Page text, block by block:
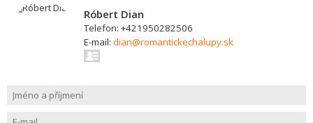
Róbert Dian
Telefon: +421950282506
E-mail: dian@romantickechalupy.sk